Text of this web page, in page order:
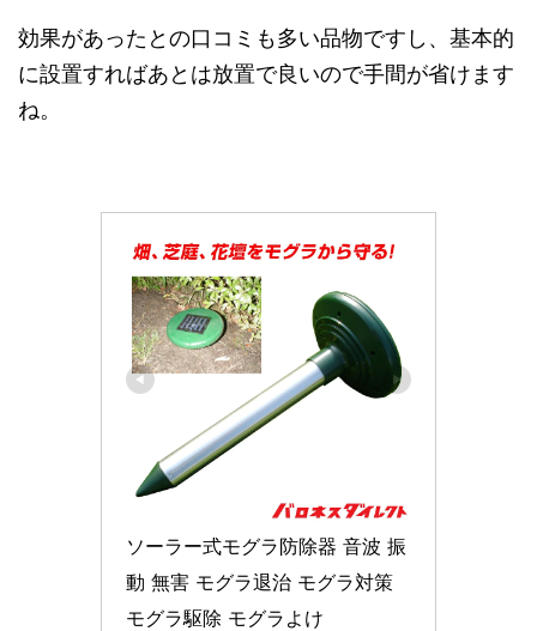
効果があったとの口コミも多い品物ですし、基本的
に設置すればあとは放置で良いので手間が省けます
ね。
ソーラー式モグラ防除器 音波 振
動 無害 モグラ退治 モグラ対策
モグラ駆除 モグラよけ